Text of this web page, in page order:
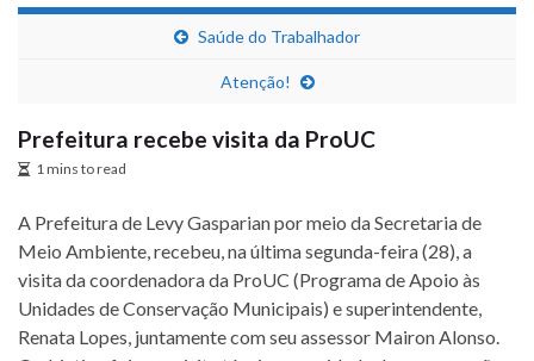
Saúde do Trabalhador
Atenção!
Prefeitura recebe visita da ProUC
1 mins to read
A Prefeitura de Levy Gasparian por meio da Secretaria de
Meio Ambiente, recebeu, na última segunda-feira (28), a
visita da coordenadora da ProUC (Programa de Apoio às
Unidades de Conservação Municipais) e superintendente,
Renata Lopes, juntamente com seu assessor Mairon Alonso.